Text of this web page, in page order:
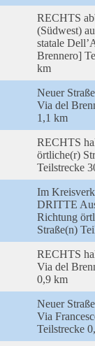
RECHTS
(Südwest)
statale
Brennero]
km
Neuer
Via del
1,1 km
RECHTS
örtliche(r)
Teilstrecke
Im
DRITTE
Richtung
Straße(n)
RECHTS
Via del
0,9 km
Neuer
Via
Teilstrecke